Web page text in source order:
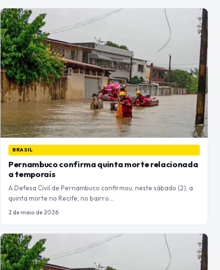
BRASIL
Pernambuco confirma quinta morte relacionada
a temporais
A Defesa Civil de Pernambuco confirmou, neste sábado (2), a
quinta morte no Recife, no bairro…
2 de maio de 2026